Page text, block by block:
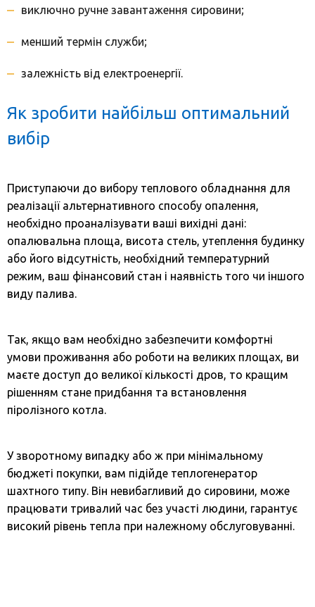
виключно ручне завантаження сировини;
менший термін служби;
залежність від електроенергії.
Як зробити найбільш оптимальний
вибір
Приступаючи до вибору теплового обладнання для
реалізації альтернативного способу опалення,
необхідно проаналізувати ваші вихідні дані:
опалювальна площа, висота стель, утеплення будинку
або його відсутність, необхідний температурний
режим, ваш фінансовий стан і наявність того чи іншого
виду палива.
Так, якщо вам необхідно забезпечити комфортні
умови проживання або роботи на великих площах, ви
маєте доступ до великої кількості дров, то кращим
рішенням стане придбання та встановлення
піролізного котла.
У зворотному випадку або ж при мінімальному
бюджеті покупки, вам підійде теплогенератор
шахтного типу. Він невибагливий до сировини, може
працювати тривалий час без участі людини, гарантує
високий рівень тепла при належному обслуговуванні.